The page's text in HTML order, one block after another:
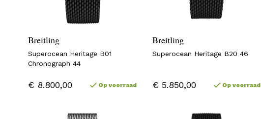
Breitling
Superocean Heritage B01
Chronograph 44
€ 8.800,00 Op voorraad
Breitling
Superocean Heritage B20 46
€ 5.850,00 Op voorraad